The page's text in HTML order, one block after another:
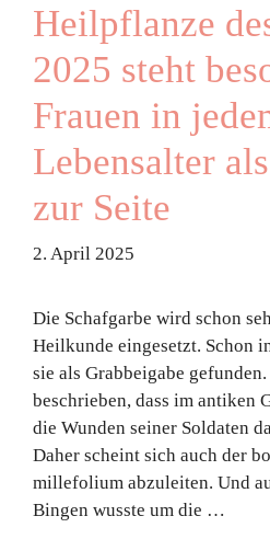
Heilpflanze
2025 steht
Frauen in
Lebensalter
zur Seite
2. April 2025
Die Schafgarbe wird schon
Heilkunde eingesetzt. Schon
sie als Grabbeigabe
beschrieben, dass im antiken
die Wunden seiner Soldaten
Daher scheint sich auch der
millefolium abzuleiten. Und
Bingen wusste um die …